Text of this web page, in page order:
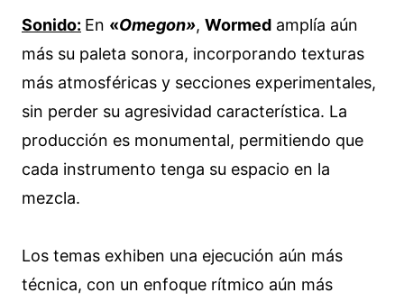
Sonido: En «Omegon», Wormed amplía aún
más su paleta sonora, incorporando texturas
más atmosféricas y secciones experimentales,
sin perder su agresividad característica. La
producción es monumental, permitiendo que
cada instrumento tenga su espacio en la
mezcla.
Los temas exhiben una ejecución aún más
técnica, con un enfoque rítmico aún más